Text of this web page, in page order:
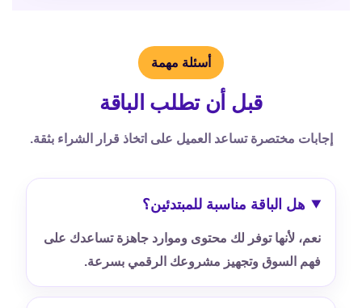
أسئلة مهمة
قبل أن تطلب الباقة
إجابات مختصرة تساعد العميل على اتخاذ قرار الشراء بثقة.
هل الباقة مناسبة للمبتدئين؟
نعم، لأنها توفر لك محتوى وموارد جاهزة تساعدك على
فهم السوق وتجهيز مشروعك الرقمي بسرعة.